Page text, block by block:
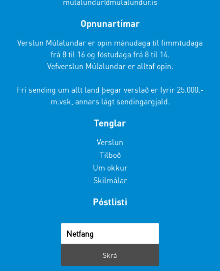
Opnunartímar
Verslun Múlalundar er opin mánudaga til fimmtudaga
frá 8 til 16 og föstudaga frá 8 til 14.
Vefverslun Múlalundar er alltaf opin.
Frí sending um allt land þegar verslað er fyrir 25.000.-
m.vsk, annars lágt sendingargjald.
Tenglar
Verslun
Tilboð
Um okkur
Skilmálar
Póstlisti